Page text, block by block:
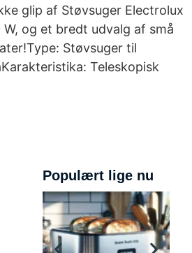
glip af Støvsuger Electrolux
W, og et bredt udvalg af små
Støvsuger til
Teleskopisk
Populært lige nu